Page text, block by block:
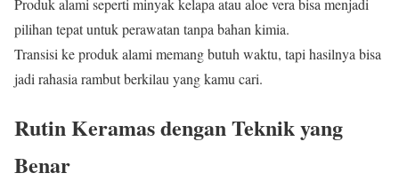
pilihan tepat untuk perawatan tanpa bahan kimia.
Transisi ke produk alami memang butuh waktu, tapi hasilnya bisa
jadi rahasia rambut berkilau yang kamu cari.
Rutin Keramas dengan Teknik yang
Benar